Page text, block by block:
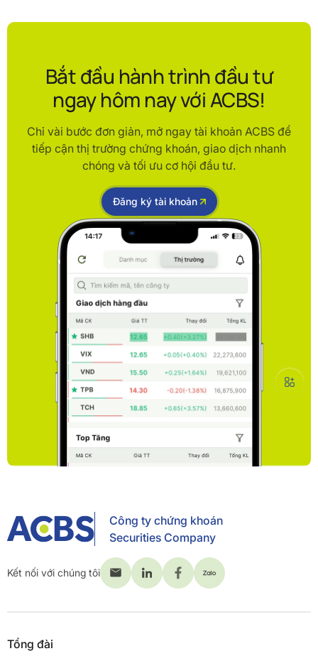
Bắt đầu hành trình đầu tư
ngay hôm nay với ACBS!
Chỉ vài bước đơn giản, mở ngay tài khoản ACBS để
tiếp cận thị trường chứng khoán, giao dịch nhanh
chóng và tối ưu cơ hội đầu tư.
Đăng ký tài khoản
Công ty chứng khoán
Securities Company
Kết nối với chúng tôi
Tổng đài